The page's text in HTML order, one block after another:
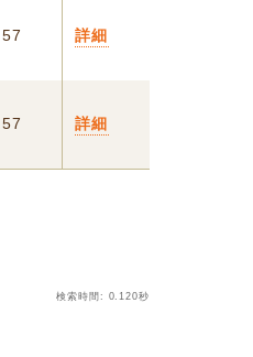
57 詳細
57 詳細
検索時間: 0.120秒